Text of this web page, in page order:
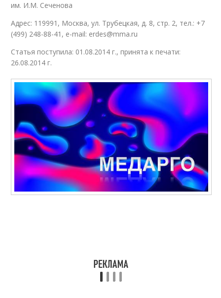
им. И.М. Сеченова
Адрес: 119991, Москва, ул. Трубецкая, д. 8, стр. 2, тел.: +7
(499) 248-88-41, e-mail: erdes@mma.ru
Статья поступила: 01.08.2014 г., принята к печати:
26.08.2014 г.